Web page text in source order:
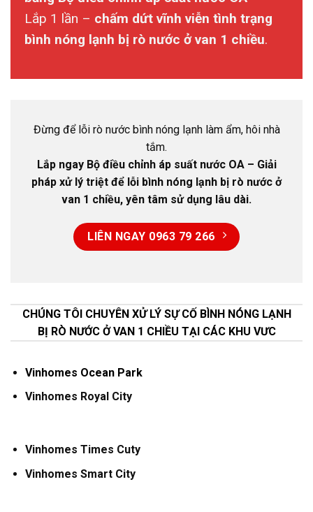
Lắp 1 lần – chấm dứt vĩnh viễn tình trạng
bình nóng lạnh bị rò nước ở van 1 chiều.
Đừng để lỗi rò nước bình nóng lạnh làm ẩm, hôi nhà
tắm.
Lắp ngay Bộ điều chỉnh áp suất nước OA – Giải
pháp xử lý triệt để lỗi bình nóng lạnh bị rò nước ở
van 1 chiều, yên tâm sử dụng lâu dài.
LIÊN NGAY 0963 79 266
CHÚNG TÔI CHUYÊN XỬ LÝ SỰ CỐ BÌNH NÓNG LẠNH
BỊ RÒ NƯỚC Ở VAN 1 CHIỀU TẠI CÁC KHU VƯC
Vinhomes Ocean Park
Vinhomes Royal City
Vinhomes Times Cuty
Vinhomes Smart City